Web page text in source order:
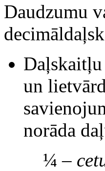
Daudzumu
Daļskaitļu
un
norāda
¼–